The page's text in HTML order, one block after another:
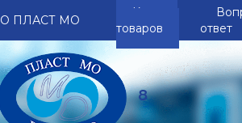
О ПЛАСТ МО
Каталог
товаров
ответ
8